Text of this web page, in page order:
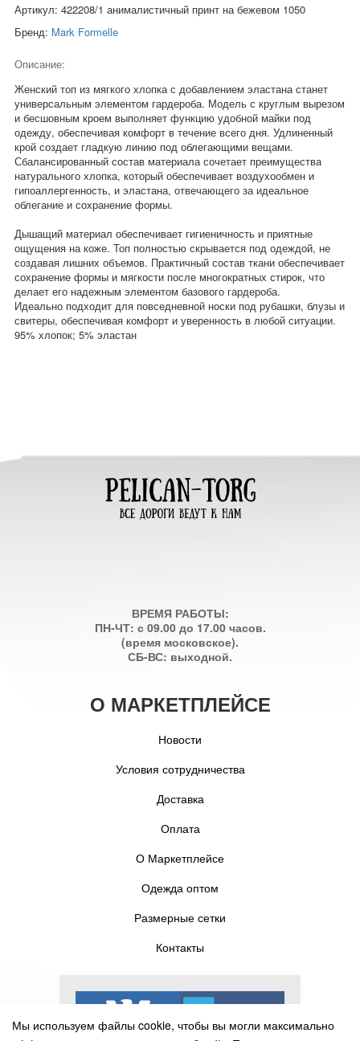
Артикул: 422208/1 анималистичный принт на бежевом 1050
Бренд: Mark Formelle
Описание:
Женский топ из мягкого хлопка с добавлением эластана станет
универсальным элементом гардероба. Модель с круглым вырезом
и бесшовным кроем выполняет функцию удобной майки под
одежду, обеспечивая комфорт в течение всего дня. Удлиненный
крой создает гладкую линию под облегающими вещами.
Сбалансированный состав материала сочетает преимущества
натурального хлопка, который обеспечивает воздухообмен и
гипоаллергенность, и эластана, отвечающего за идеальное
облегание и сохранение формы.
Дышащий материал обеспечивает гигиеничность и приятные
ощущения на коже. Топ полностью скрывается под одеждой, не
создавая лишних объемов. Практичный состав ткани обеспечивает
сохранение формы и мягкости после многократных стирок, что
делает его надежным элементом базового гардероба.
Идеально подходит для повседневной носки под рубашки, блузы и
свитеры, обеспечивая комфорт и уверенность в любой ситуации.
95% хлопок; 5% эластан
ВРЕМЯ РАБОТЫ:
ПН-ЧТ: с 09.00 до 17.00 часов.
(время московское).
СБ-ВС: выходной.
О МАРКЕТПЛЕЙСЕ
Новости
Условия сотрудничества
Доставка
Оплата
О Маркетплейсе
Одежда оптом
Размерные сетки
Контакты
Мы используем файлы cookie, чтобы вы могли максимально